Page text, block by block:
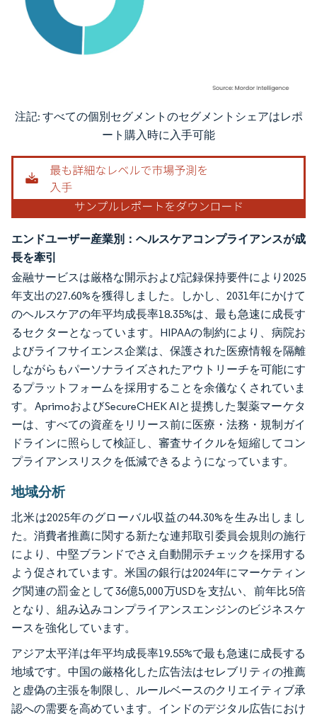
画像 © Mordor Intelligence。再利用にはCC BY 4.0の表示が必要です。
注記: すべての個別セグメントのセグメントシェアはレポ
ート購入時に入手可能
エンドユーザー産業別：ヘルスケアコンプライアンスが成
長を牽引
金融サービスは厳格な開示および記録保持要件により2025
年支出の27.60%を獲得しました。しかし、2031年にかけて
のヘルスケアの年平均成長率18.35%は、最も急速に成長す
るセクターとなっています。HIPAAの制約により、病院お
よびライフサイエンス企業は、保護された医療情報を隔離
しながらもパーソナライズされたアウトリーチを可能にす
るプラットフォームを採用することを余儀なくされていま
す。AprimoおよびSecureCHEK AIと提携した製薬マーケタ
ーは、すべての資産をリリース前に医療・法務・規制ガイ
ドラインに照らして検証し、審査サイクルを短縮してコン
プライアンスリスクを低減できるようになっています。
地域分析
北米は2025年のグローバル収益の44.30%を生み出しまし
た。消費者推薦に関する新たな連邦取引委員会規則の施行
により、中堅ブランドでさえ自動開示チェックを採用する
よう促されています。米国の銀行は2024年にマーケティン
グ関連の罰金として36億5,000万USDを支払い、前年比5倍
となり、組み込みコンプライアンスエンジンのビジネスケ
ースを強化しています。
アジア太平洋は年平均成長率19.55%で最も急速に成長する
地域です。中国の厳格化した広告法はセレブリティの推薦
と虚偽の主張を制限し、ルールベースのクリエイティブ承
認への需要を高めています。インドのデジタル広告におけ